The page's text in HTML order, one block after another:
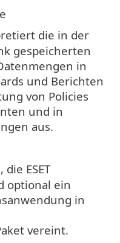
die in der
gespeicherten
in
und Berichten
von Policies
und in
aus.
ESET
optional ein
in
vereint.